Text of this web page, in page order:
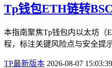
Tp钱包ETH链转
本指南聚焦Tp钱包内以太坊（
程，标注关键风险点与安全提
TP最新版本 2026-08-07 15:03:39